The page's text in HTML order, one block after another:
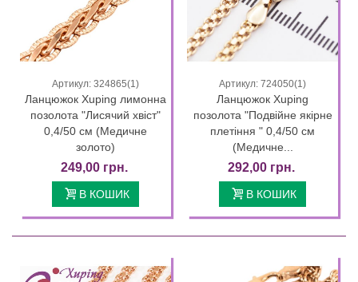
Артикул: 324865(1)
Ланцюжок Xuping лимонна
позолота "Лисячий хвіст"
0,4/50 см (Медичне
золото)
249,00 грн.
В КОШИК
Артикул: 724050(1)
Ланцюжок Xuping
позолота "Подвійне якірне
плетіння " 0,4/50 см
(Медичне...
292,00 грн.
В КОШИК